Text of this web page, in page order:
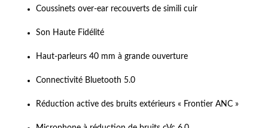
Coussinets over-ear recouverts de simili cuir
Son Haute Fidélité
Haut-parleurs 40 mm à grande ouverture
Connectivité Bluetooth 5.0
Réduction active des bruits extérieurs « Frontier ANC »